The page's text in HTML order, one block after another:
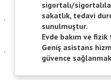
sigortalı/
sakatlık, tedavi
sunulmuştur.
Evde bakım ve
Geniş asistans
güvence